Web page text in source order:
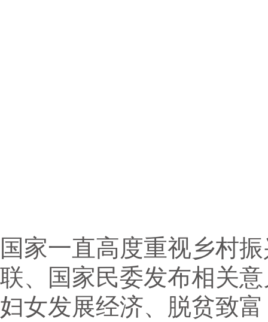
国家一直高度重视乡村
联、国家民委发布相关
妇女发展经济、脱贫致